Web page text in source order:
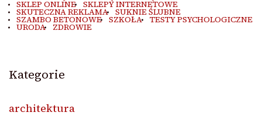
SKLEP ONLINE SKLEPY INTERNETOWE
SKUTECZNA REKLAMA SUKNIE ŚLUBNE
SZAMBO BETONOWE SZKOŁA TESTY PSYCHOLOGICZNE
URODA ZDROWIE
Kategorie
architektura